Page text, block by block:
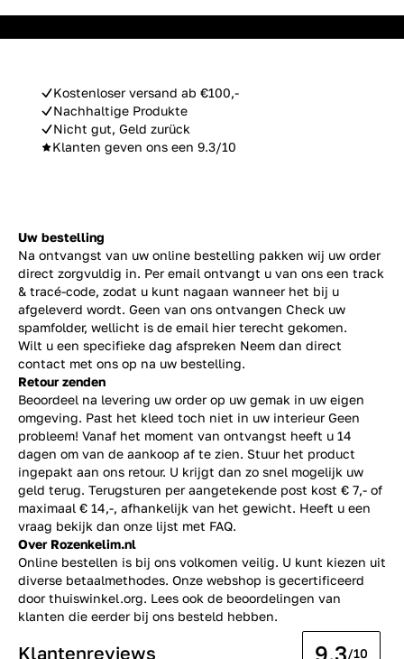
Kostenloser versand ab €100,-
Nachhaltige Produkte
Nicht gut, Geld zurück
Klanten geven ons een 9.3/10
Uw bestelling
Na ontvangst van uw online bestelling pakken wij uw order
direct zorgvuldig in. Per email ontvangt u van ons een track
& tracé-code, zodat u kunt nagaan wanneer het bij u
afgeleverd wordt. Geen van ons ontvangen Check uw
spamfolder, wellicht is de email hier terecht gekomen.
Wilt u een specifieke dag afspreken Neem dan direct
contact met ons op na uw bestelling.
Retour zenden
Beoordeel na levering uw order op uw gemak in uw eigen
omgeving. Past het kleed toch niet in uw interieur Geen
probleem! Vanaf het moment van ontvangst heeft u 14
dagen om van de aankoop af te zien. Stuur het product
ingepakt aan ons retour. U krijgt dan zo snel mogelijk uw
geld terug. Terugsturen per aangetekende post kost € 7,- of
maximaal € 14,-, afhankelijk van het gewicht. Heeft u een
vraag bekijk dan onze lijst met FAQ.
Over Rozenkelim.nl
Online bestellen is bij ons volkomen veilig. U kunt kiezen uit
diverse betaalmethodes. Onze webshop is gecertificeerd
door thuiswinkel.org. Lees ook de beoordelingen van
klanten die eerder bij ons besteld hebben.
Klantenreviews 9.3/10